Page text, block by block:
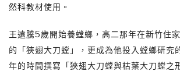
然科教材使用。
王遠騰5歲開始養螳螂，高二那年在新竹住
的「狹翅大刀螳」，更成為他投入螳螂研究
年的時間撰寫「狹翅大刀螳與枯葉大刀螳之